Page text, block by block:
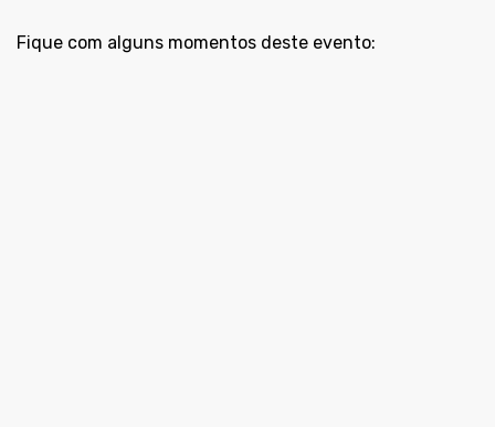
Fique com alguns momentos deste evento: